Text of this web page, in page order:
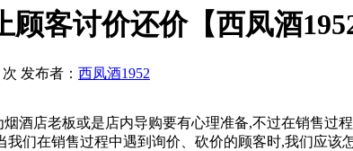
客讨价还价【西凤酒
次 发布者： 西凤酒1952
店老板或是店内导购要有心理准备,不过在销售过
们在销售过程中遇到询价、砍价的顾客时,我们应该